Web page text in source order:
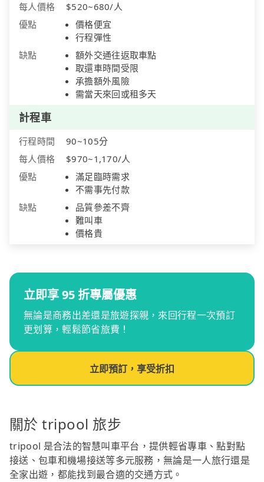
每人價格
$520~680/人
優點
價格便宜
行程彈性
缺點
額外交通往返取車點
取還車時間受限
承擔額外風險
需當天來回或租多天
計程車
行程時間
90~105分
每人價格
$970~1,170/人
優點
滿足臨時需求
不需事先付款
缺點
品質參差不齊
難叫車
價格貴
立即享 95 折專屬優惠
無論是商務出差還是旅遊探親，來回行程一次預訂
更划算，輕鬆節省旅費！
立即預訂，享受折扣
關於 tripool 旅步
tripool 是合法的智慧叫車平台，提供輕省專車、點對點
接送、包車和機場接送等多元服務，無論是一人旅行還是
全家出遊，都能找到最合適的交通方式。